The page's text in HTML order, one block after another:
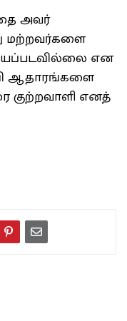
அவர்
மற்றவர்களை
என
ஆதாரங்களை
குற்றவாளி எனத்